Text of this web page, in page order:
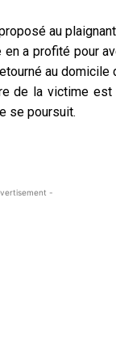
au
a profité pour
au domicile
de la victime
se poursuit.
-